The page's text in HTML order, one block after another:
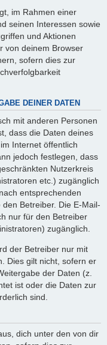
im Rahmen einer
seinen Interessen sowie
und Aktionen
von deinem Browser
sofern dies zur
DEINER DATEN
mit anderen Personen
dass die Daten deines
Internet öffentlich
jedoch festlegen, dass
Nutzerkreis
etc.) zugänglich
entsprechenden
Betreiber. Die E-Mail-
nur für den Betreiber
zugänglich.
der Betreiber nur mit
Dies gilt nicht, sofern er
der Daten (z.
ist oder die Daten zur
sind.
dich unter den von dir